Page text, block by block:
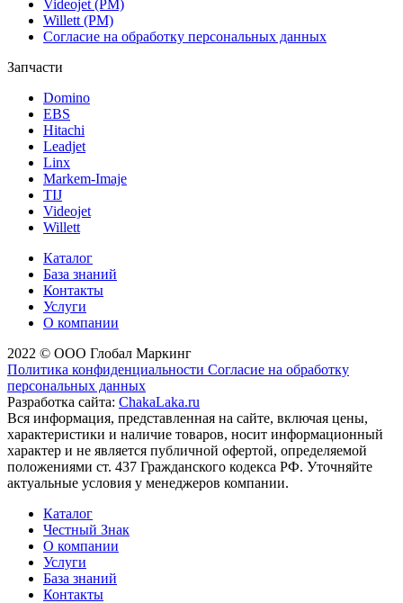
Videojet (РМ)
Willett (РМ)
Согласие на обработку персональных данных
Запчасти
Domino
EBS
Hitachi
Leadjet
Linx
Markem-Imaje
TIJ
Videojet
Willett
Каталог
База знаний
Контакты
Услуги
О компании
2022 © ООО Глобал Маркинг
Политика конфиденциальности Согласие на обработку
персональных данных
Разработка сайта: ChakaLaka.ru
Вся информация, представленная на сайте, включая цены,
характеристики и наличие товаров, носит информационный
характер и не является публичной офертой, определяемой
положениями ст. 437 Гражданского кодекса РФ. Уточняйте
актуальные условия у менеджеров компании.
Каталог
Честный Знак
О компании
Услуги
База знаний
Контакты